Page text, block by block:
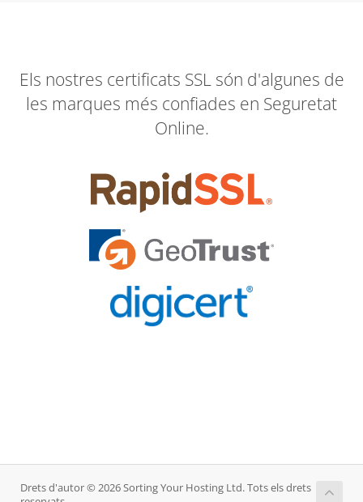
Els nostres certificats SSL són d'algunes de
les marques més confiades en Seguretat
Online.
Drets d'autor © 2026 Sorting Your Hosting Ltd. Tots els drets